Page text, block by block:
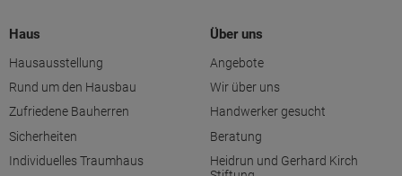
Haus
Hausausstellung
Rund um den Hausbau
Zufriedene Bauherren
Sicherheiten
Individuelles Traumhaus
Über uns
Angebote
Wir über uns
Handwerker gesucht
Beratung
Heidrun und Gerhard Kirch